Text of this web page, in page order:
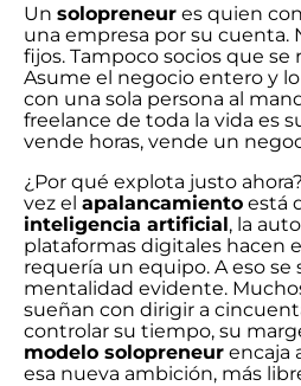
Un solopreneur es quien
una empresa por su cuenta.
fijos. Tampoco socios que
Asume el negocio entero y
con una sola persona al
freelance de toda la vida es
vende horas, vende un
¿Por qué explota justo
vez el apalancamiento está
inteligencia artificial, la
plataformas digitales hacen
requería un equipo. A eso
mentalidad evidente.
sueñan con dirigir a
controlar su tiempo, su
modelo solopreneur encaja
esa nueva ambición, más